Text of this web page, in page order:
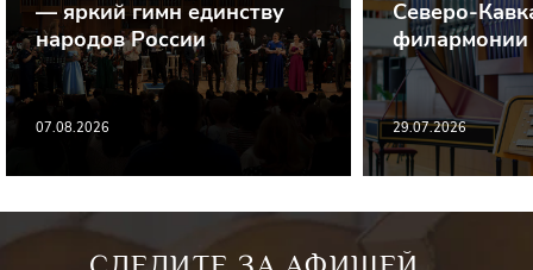
— яркий гимн единству
народов России
07.08.2026
Северо-
филармонии
29.07.2026